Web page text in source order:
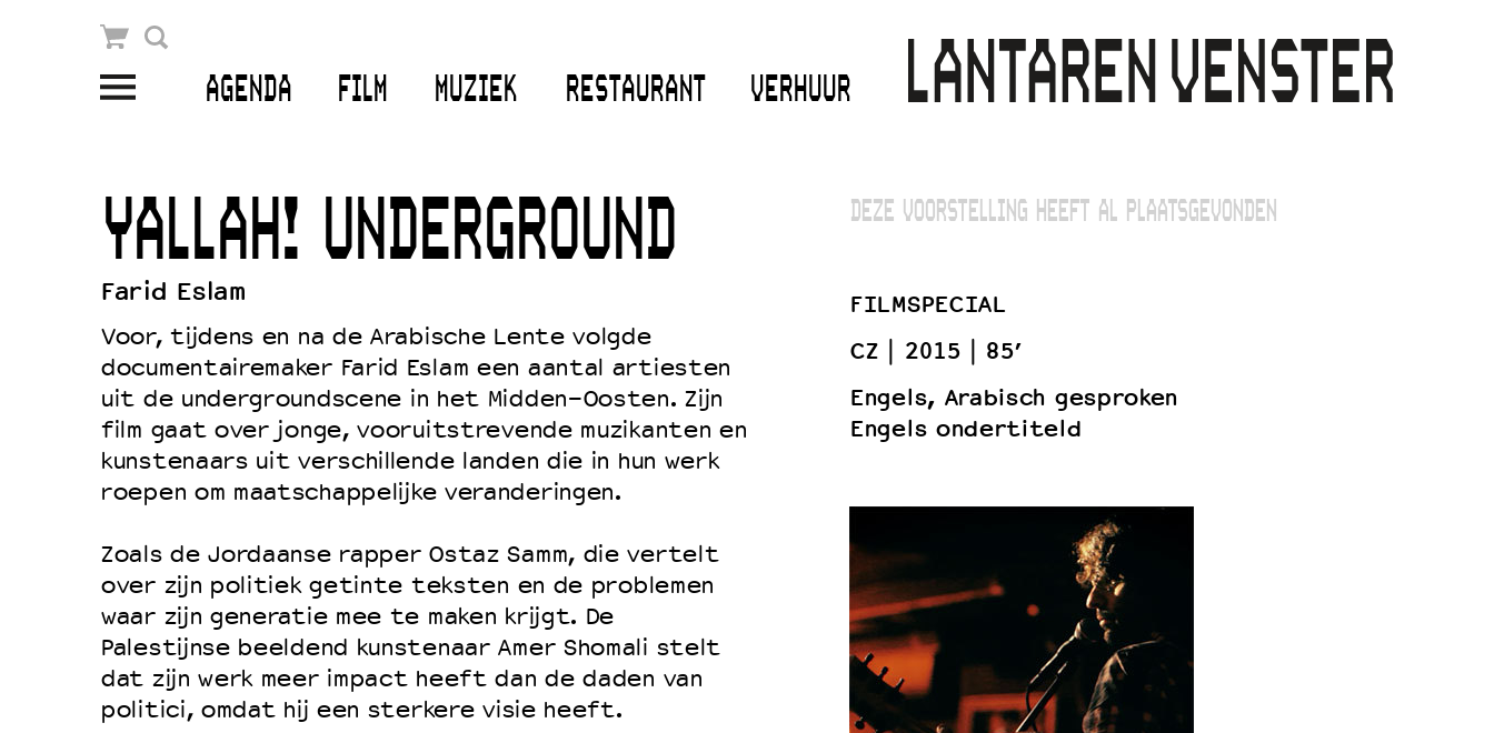
AGENDA FILM MUZIEK RESTAURANT VERHUUR
Winkelmandje
Openingstijden & contact
Bereikbaarheid
Kaartverkoop
EDUCATIE
Schoolvoorstellingen
Filmprogramma’s Primair Onderwijs
Filmprogramma’s VO/MBO
OVER LANTARENVENSTER
Wat we doen
Werken bij
YALLAH! UNDERGROUND
Farid Eslam
Voor, tijdens en na de Arabische Lente volgde
documentairemaker Farid Eslam een aantal artiesten
uit de undergroundscene in het Midden-Oosten. Zijn
film gaat over jonge, vooruitstrevende muzikanten en
kunstenaars uit verschillende landen die in hun werk
roepen om maatschappelijke veranderingen.
Zoals de Jordaanse rapper Ostaz Samm, die vertelt
over zijn politiek getinte teksten en de problemen
waar zijn generatie mee te maken krijgt. De
Palestijnse beeldend kunstenaar Amer Shomali stelt
dat zijn werk meer impact heeft dan de daden van
politici, omdat hij een sterkere visie heeft.
DEZE VOORSTELLING HEEFT AL PLAATSGEVONDEN
FILMSPECIAL
CZ
2015
85’
Engels, Arabisch gesproken
Engels ondertiteld